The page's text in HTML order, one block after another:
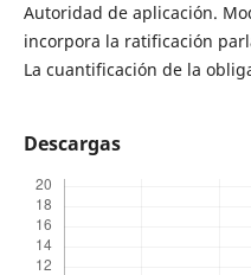
Autoridad de aplicación.
incorpora la ratificación
La cuantificación de la
Descargas